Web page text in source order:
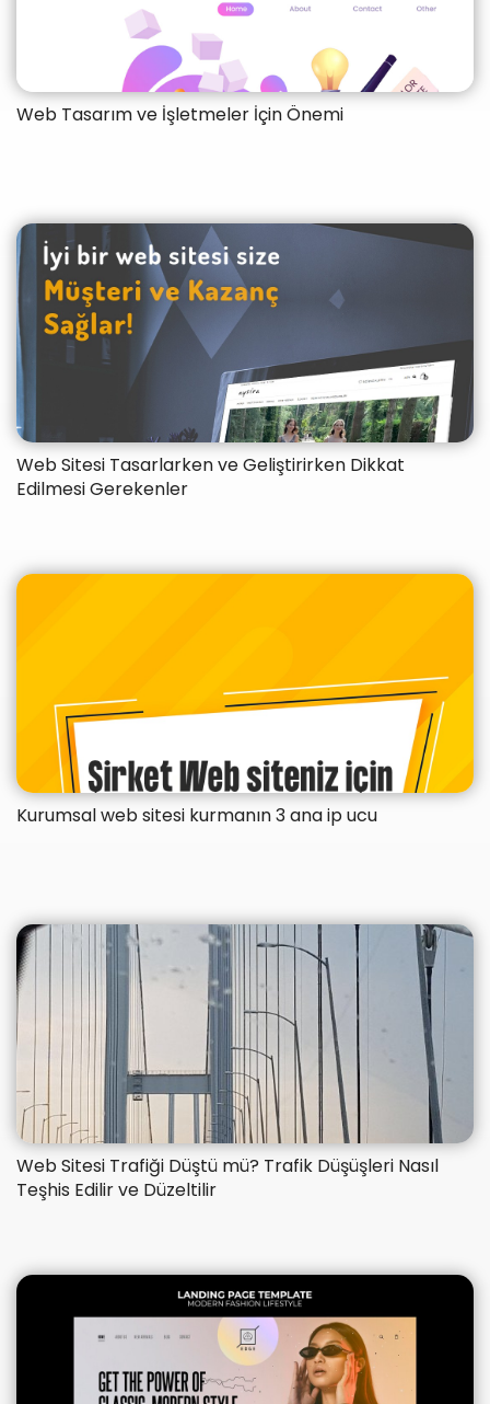
Web Tasarım ve İşletmeler İçin Önemi
Web Sitesi Tasarlarken ve Geliştirirken Dikkat
Edilmesi Gerekenler
Kurumsal web sitesi kurmanın 3 ana ip ucu
​Web Sitesi Trafiği Düştü mü? Trafik Düşüşleri Nasıl
Teşhis Edilir ve Düzeltilir